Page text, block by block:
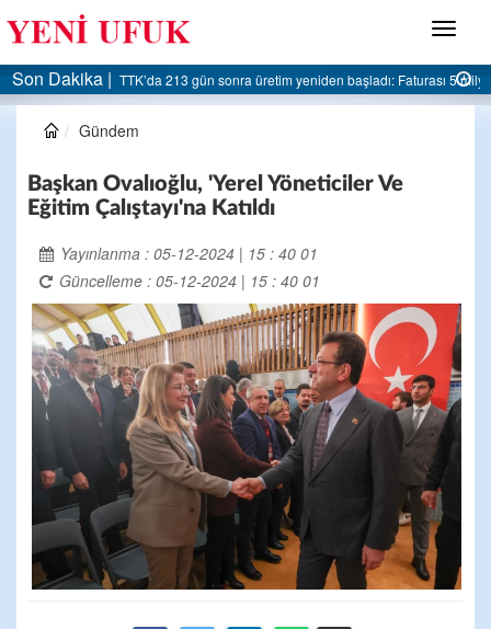
Menü
Son Dakika |AK Parti Ereğli İlçe Başkanlığı’ndan belediyeye sert
Gündem
Başkan Ovalıoğlu, 'Yerel Yöneticiler Ve
Eğitim Çalıştayı'na Katıldı
Yayınlanma : 05-12-2024 | 15 : 40 01
Güncelleme : 05-12-2024 | 15 : 40 01